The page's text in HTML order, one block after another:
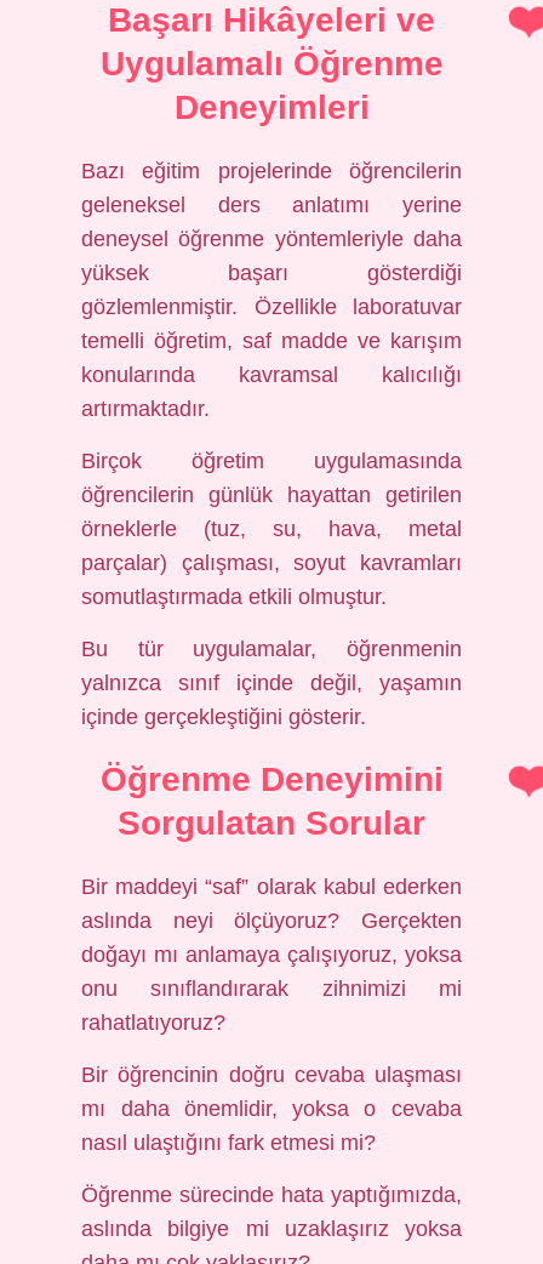
Başarı Hikâyeleri ve
Uygulamalı Öğrenme
Deneyimleri
Bazı eğitim projelerinde öğrencilerin
geleneksel ders anlatımı yerine
deneysel öğrenme yöntemleriyle daha
yüksek başarı gösterdiği
gözlemlenmiştir. Özellikle laboratuvar
temelli öğretim, saf madde ve karışım
konularında kavramsal kalıcılığı
artırmaktadır.
Birçok öğretim uygulamasında
öğrencilerin günlük hayattan getirilen
örneklerle (tuz, su, hava, metal
parçalar) çalışması, soyut kavramları
somutlaştırmada etkili olmuştur.
Bu tür uygulamalar, öğrenmenin
yalnızca sınıf içinde değil, yaşamın
içinde gerçekleştiğini gösterir.
Öğrenme Deneyimini
Sorgulatan Sorular
Bir maddeyi “saf” olarak kabul ederken
aslında neyi ölçüyoruz? Gerçekten
doğayı mı anlamaya çalışıyoruz, yoksa
onu sınıflandırarak zihnimizi mi
rahatlatıyoruz?
Bir öğrencinin doğru cevaba ulaşması
mı daha önemlidir, yoksa o cevaba
nasıl ulaştığını fark etmesi mi?
Öğrenme sürecinde hata yaptığımızda,
aslında bilgiye mi uzaklaşırız yoksa